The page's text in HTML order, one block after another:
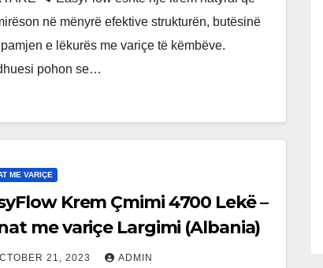
në mënyrë efektive strukturën, butësinë
e lëkurës me variçe të këmbëve.
pohon se…
ME VARIÇE
Krem Çmimi 4700 Lekë –
me variçe Largimi (Albania)
21, 2023 ADMIN